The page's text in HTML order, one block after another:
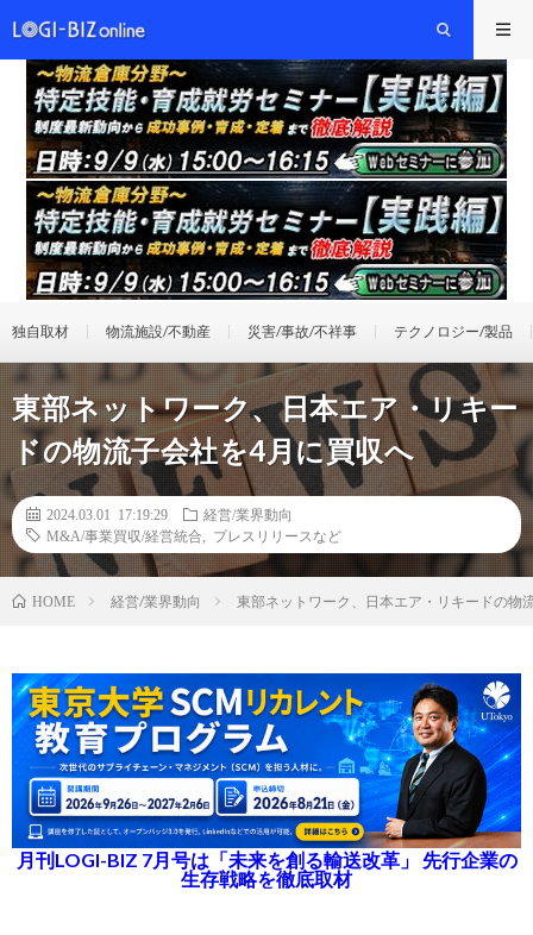
独自取材 物流施設/不動産 災害/事故/不祥事 テクノロジー/製品
東部ネットワーク、日本エア・リキー
ドの物流子会社を4月に買収へ
2024.03.01 17:19:29
経営/業界動向
M&A/事業買収/経営統合
プレスリリースなど
HOME 経営/業界動向 東部ネットワーク、日本エア・リキードの物
月刊LOGI-BIZ 7月号は「未来を創る輸送改革」 先行企業の
生存戦略を徹底取材